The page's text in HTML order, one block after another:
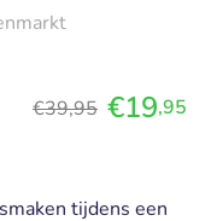
€39,95 €19,95
tijdens een